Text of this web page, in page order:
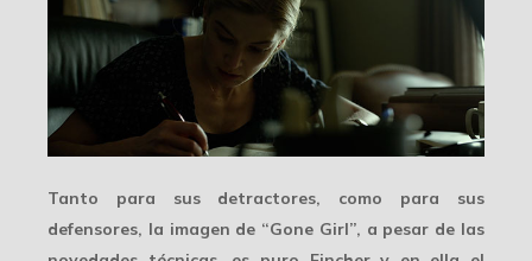
Tanto para sus detractores, como para sus
defensores, la imagen de “Gone Girl”, a pesar de las